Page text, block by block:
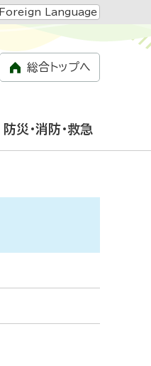
Foreign Language
総合トップへ
防災・消防・救急